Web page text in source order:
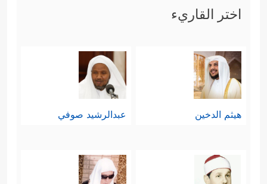
اختر القاريء
هيثم الدخين عبدالرشيد صوفي